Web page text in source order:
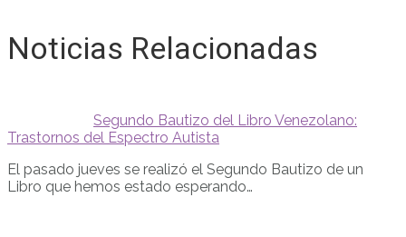
Noticias Relacionadas
Segundo Bautizo del Libro Venezolano:
Trastornos del Espectro Autista
El pasado jueves se realizó el Segundo Bautizo de un
Libro que hemos estado esperando…